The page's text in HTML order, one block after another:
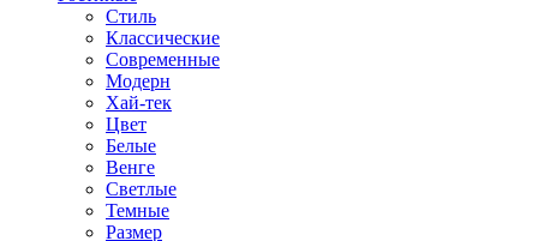
Стиль
Классические
Современные
Модерн
Хай-тек
Цвет
Белые
Венге
Светлые
Темные
Размер